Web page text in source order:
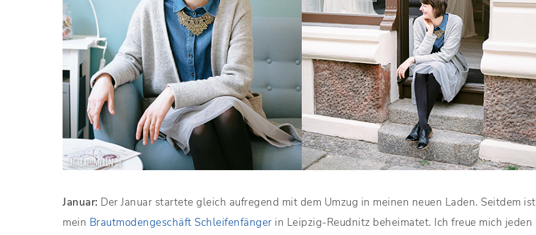
Januar: Der Januar startete gleich aufregend mit dem Umzug in meinen neuen Laden. Seitdem ist
mein Brautmodengeschäft Schleifenfänger in Leipzig-Reudnitz beheimatet. Ich freue mich jeden